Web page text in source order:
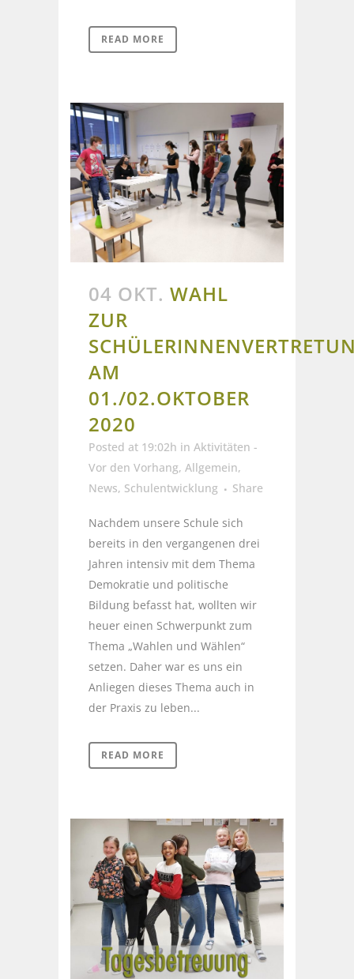
READ MORE
04 OKT. WAHL
ZUR
AM
01./02.OKTOBER
2020
Posted at 19:02h in Aktivitäten -
Vor den Vorhang, Allgemein,
News, Schulentwicklung Share
Nachdem unsere Schule sich
bereits in den vergangenen drei
Jahren intensiv mit dem Thema
Demokratie und politische
Bildung befasst hat, wollten wir
heuer einen Schwerpunkt zum
Thema „Wahlen und Wählen“
setzen. Daher war es uns ein
Anliegen dieses Thema auch in
der Praxis zu leben...
READ MORE